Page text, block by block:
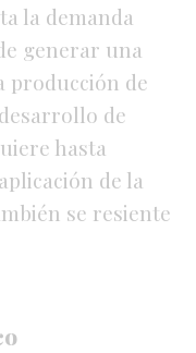
la demanda
generar una
producción de
de
hasta
de la
se resiente